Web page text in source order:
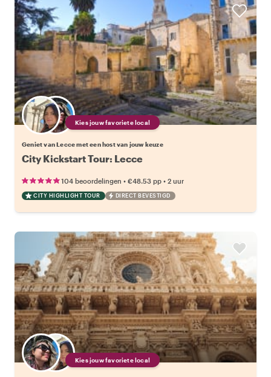
Kies jouw favoriete local
Geniet van Lecce met een host van jouw keuze
City Kickstart Tour: Lecce
104 beoordelingen • €48.53 pp • 2 uur
CITY HIGHLIGHT TOUR DIRECT BEVESTIGD
Kies jouw favoriete local